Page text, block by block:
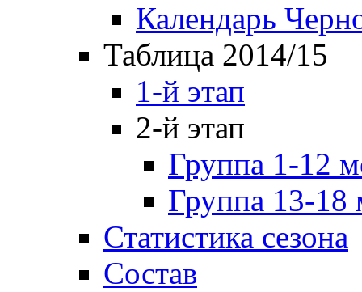
Календарь
Таблица 2014/15
1-й этап
2-й этап
Группа 1-12
Группа 13-18
Статистика сезона
Состав